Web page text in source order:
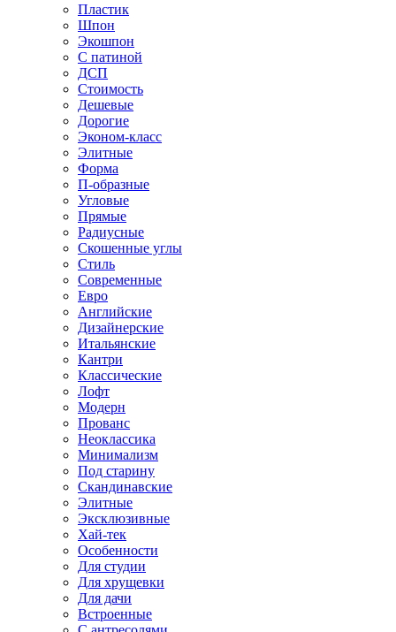
Пластик
Шпон
Экошпон
С патиной
ДСП
Стоимость
Дешевые
Дорогие
Эконом-класс
Элитные
Форма
П-образные
Угловые
Прямые
Радиусные
Скошенные углы
Стиль
Современные
Евро
Английские
Дизайнерские
Итальянские
Кантри
Классические
Лофт
Модерн
Прованс
Неоклассика
Минимализм
Под старину
Скандинавские
Элитные
Эксклюзивные
Хай-тек
Особенности
Для студии
Для хрущевки
Для дачи
Встроенные